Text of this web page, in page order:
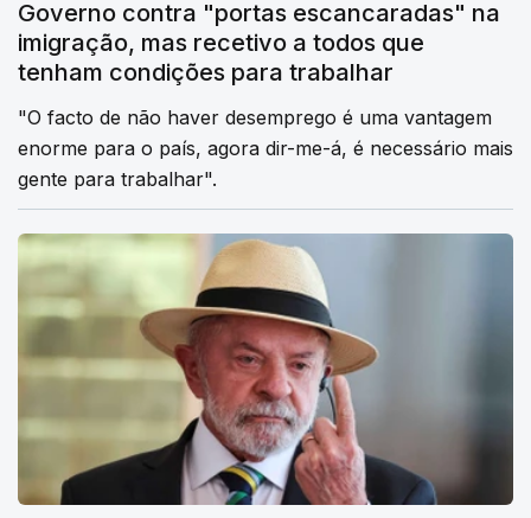
Governo contra "portas escancaradas" na
imigração, mas recetivo a todos que
tenham condições para trabalhar
"O facto de não haver desemprego é uma vantagem
enorme para o país, agora dir-me-á, é necessário mais
gente para trabalhar".